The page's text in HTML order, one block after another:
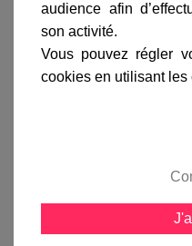
En savoir plus sur :
Gris ardoise-
Lelampadaire
d'ampoules LED ou à
ampoules halogènes de
Avec les luminaires
audience afin
son activité.
Vous pouvez régler
cookies en utilisant les